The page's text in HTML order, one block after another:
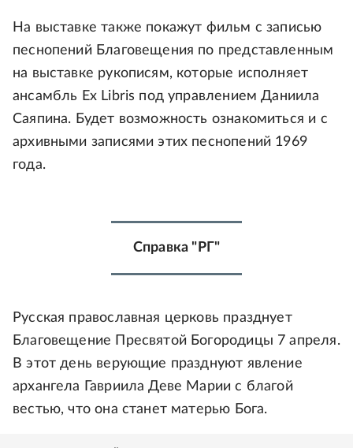
На выставке также покажут фильм с записью
песнопений Благовещения по представленным
на выставке рукописям, которые исполняет
ансамбль Ex Libris под управлением Даниила
Саяпина. Будет возможность ознакомиться и с
архивными записями этих песнопений 1969
года.
Справка "РГ"
Русская православная церковь празднует
Благовещение Пресвятой Богородицы 7 апреля.
В этот день верующие празднуют явление
архангела Гавриила Деве Марии с благой
вестью, что она станет матерью Бога.